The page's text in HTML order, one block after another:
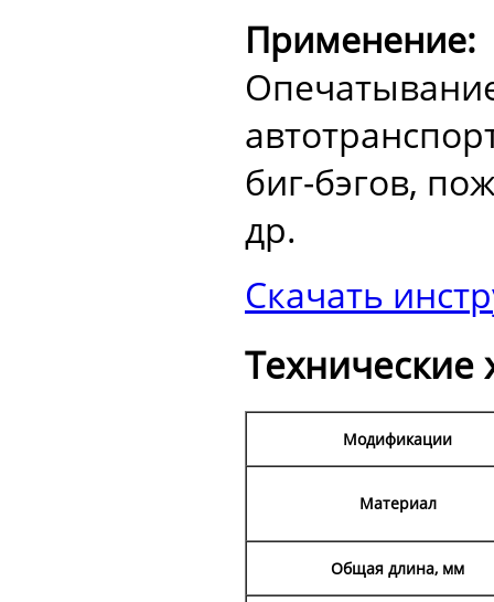
Применение:
биг-бэгов,
др.
Скачать
Технические
Модификации
Материал
Общая длина, мм